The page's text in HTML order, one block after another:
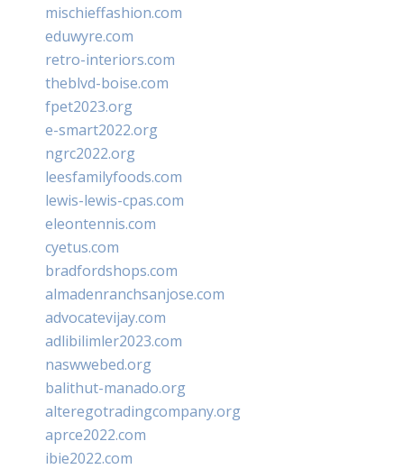
mischieffashion.com
eduwyre.com
retro-interiors.com
theblvd-boise.com
fpet2023.org
e-smart2022.org
ngrc2022.org
leesfamilyfoods.com
lewis-lewis-cpas.com
eleontennis.com
cyetus.com
bradfordshops.com
almadenranchsanjose.com
advocatevijay.com
adlibilimler2023.com
naswwebed.org
balithut-manado.org
alteregotradingcompany.org
aprce2022.com
ibie2022.com